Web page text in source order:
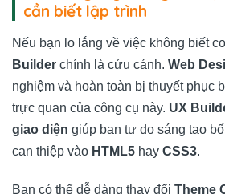
cần biết lập trình
Nếu bạn lo lắng về việc không biết
Builder chính là cứu cánh. Web
nghiệm và hoàn toàn bị thuyết phục
trực quan của công cụ này. UX
giao diện giúp bạn tự do sáng tạo
can thiệp vào HTML5 hay CSS3.
Bạn có thể dễ dàng thay đổi Theme